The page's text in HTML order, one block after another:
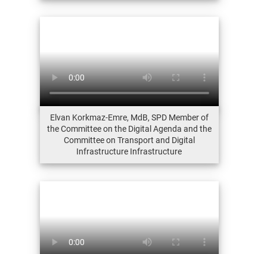
Elvan Korkmaz-Emre, MdB, SPD Member of
the Committee on the Digital Agenda and the
Committee on Transport and Digital
Infrastructure Infrastructure